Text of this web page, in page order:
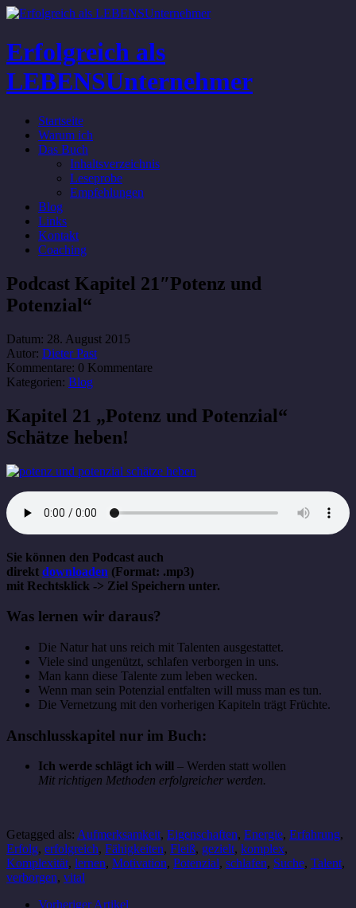
Erfolgreich als
LEBENSUnternehmer
Startseite
Warum ich
Das Buch
Inhaltsverzeichnis
Leseprobe
Empfehlungen
Blog
Links
Kontakt
Coaching
Podcast Kapitel 21″Potenz und
Potenzial“
Datum: 28. August 2015
Autor: Dieter Past
Kommentare: 0 Kommentare
Kategorien: Blog
Kapitel 21 „Potenz und Potenzial“
Schätze heben!
Sie können den Podcast auch
direkt downloaden (Format: .mp3)
mit Rechtsklick -> Ziel Speichern unter.
Was lernen wir daraus?
Die Natur hat uns reich mit Talenten ausgestattet.
Viele sind ungenützt, schlafen verborgen in uns.
Man kann diese Talente zum leben wecken.
Wenn man sein Potenzial entfalten will muss man es tun.
Die Vernetzung mit den vorherigen Kapiteln trägt Früchte.
Anschlusskapitel nur im Buch:
Ich werde schlägt ich will – Werden statt wollen
Mit richtigen Methoden erfolgreicher werden.
Getagged als: Aufmerksamkeit, Eigenschaften, Energie, Erfahrung,
Erfolg, erfolgreich, Fähigkeiten, Fleiß, gezielt, komplex,
Komplexität, lernen, Motivation, Potenzial, schlafen, Suche, Talent,
verborgen, vital
Vorheriger Artikel